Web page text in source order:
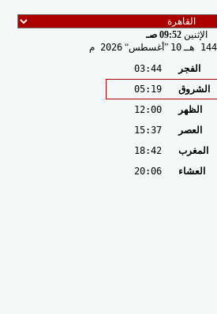
الإثنين 09:52 صـ
هـ 10 أغسطس 2026 م
الفجر
03:44
الشروق
05:19
الظهر
12:00
العصر
15:37
المغرب
18:42
العشاء
20:06